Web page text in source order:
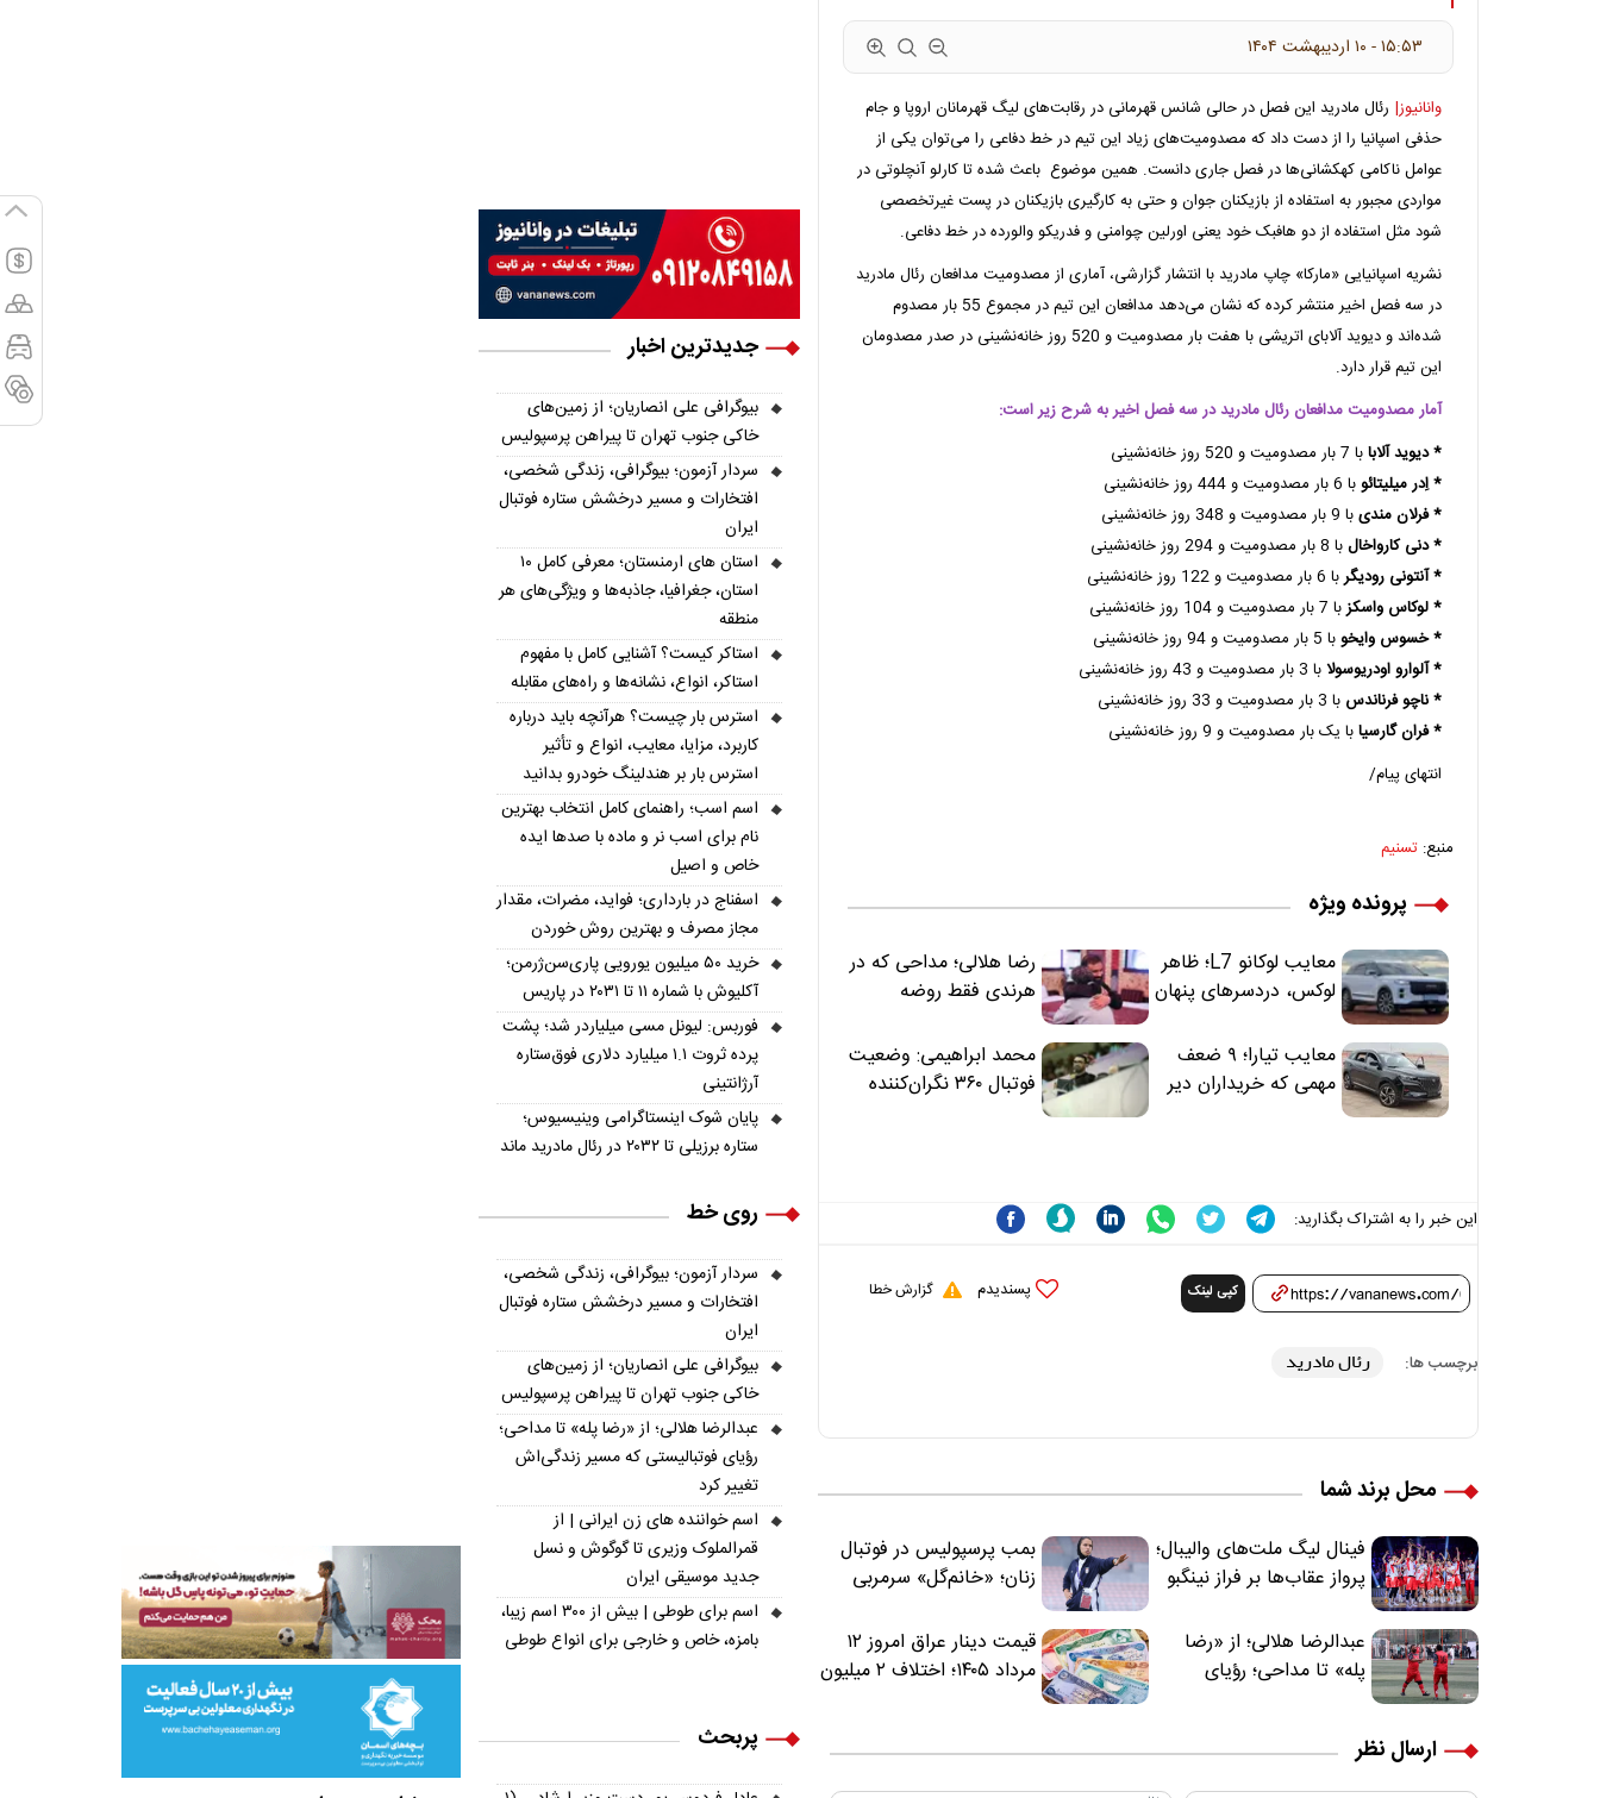
۱۵:۵۳ - ۱۰ ارديبهشت ۱۴۰۴
وانانیوز| رئال مادرید این فصل در حالی شانس قهرمانی در رقابت‌های لیگ قهرمانان اروپا و جام
حذفی اسپانیا را از دست داد که مصدومیت‌های زیاد این تیم در خط دفاعی را می‌توان یکی از
عوامل ناکامی کهکشانی‌ها در فصل جاری دانست. همین موضوع باعث شده تا کارلو آنچلوتی در
مواردی مجبور به استفاده از بازیکنان جوان و حتی به کارگیری بازیکنان در پست غیرتخصصی
شود مثل استفاده از دو هافبک خود یعنی اورلین چوامنی و فدریکو والورده در خط دفاعی.
نشریه اسپانیایی «مارکا» چاپ مادرید با انتشار گزارشی، آماری از مصدومیت مدافعان رئال مادرید
در سه فصل اخیر منتشر کرده که نشان می‌دهد مدافعان این تیم در مجموع 55 بار مصدوم
شده‌اند و دیوید آلابای اتریشی با هفت بار مصدومیت و 520 روز خانه‌نشینی در صدر مصدومان
این تیم قرار دارد.
آمار مصدومیت مدافعان رئال مادرید در سه فصل اخیر به شرح زیر است:
* دیوید آلابابا 7 بار مصدومیت و 520 روز خانه‌نشینی
* اِدر میلیتائوبا 6 بار مصدومیت و 444 روز خانه‌نشینی
* فرلان مندیبا 9 بار مصدومیت و 348 روز خانه‌نشینی
* دنی کارواخالبا 8 بار مصدومیت و 294 روز خانه‌نشینی
* آنتونی رودیگربا 6 بار مصدومیت و 122 روز خانه‌نشینی
* لوکاس واسکزبا 7 بار مصدومیت و 104 روز خانه‌نشینی
* خسوس وایخوبا 5 بار مصدومیت و 94 روز خانه‌نشینی
* آلوارو اودریوسولابا 3 بار مصدومیت و 43 روز خانه‌نشینی
* ناچو فرناندس با 3 بار مصدومیت و 33 روز خانه‌نشینی
* فران گارسیابا یک بار مصدومیت و 9 روز خانه‌نشینی
انتهای پیام/
منبع: تسنیم
پرونده ویژه
معایب لوکانو L7؛ ظاهر
لوکس، دردسرهای پنهان
رضا هلالی؛ مداحی که در
هرندی فقط روضه
«تکیه‌گاه آقا مرتضی
علی(ع)» را جدی‌تر
ببینند
معایب تیارا؛ ۹ ضعف
مهمی که خریداران دیر
محمد ابراهیمی: وضعیت
فوتبال ۳۶۰ نگران‌کننده
این خبر را به اشتراک بگذارید:
کپی لینک پسندیدم گزارش خطا
برچسب ها: رئال مادرید
محل برند شما
فینال لیگ ملت‌های والیبال؛
پرواز عقاب‌ها بر فراز نینگبو
بمب پرسپولیس در فوتبال
زنان؛ «خانم‌گل» سرمربی
عبدالرضا هلالی؛ از «رضا
پله» تا مداحی؛ رؤیای
قیمت دینار عراق امروز ۱۲
مرداد ۱۴۰۵؛ اختلاف ۲ میلیون
ارسال نظر
جدیدترین اخبار
بیوگرافی علی انصاریان؛ از زمین‌های
خاکی جنوب تهران تا پیراهن پرسپولیس
سردار آزمون؛ بیوگرافی، زندگی شخصی،
افتخارات و مسیر درخشش ستاره فوتبال
ایران
استان های ارمنستان؛ معرفی کامل ۱۰
استان، جغرافیا، جاذبه‌ها و ویژگی‌های هر
منطقه
استاکر کیست؟ آشنایی کامل با مفهوم
استاکر، انواع، نشانه‌ها و راه‌های مقابله
استرس بار چیست؟ هرآنچه باید درباره
کاربرد، مزایا، معایب، انواع و تأثیر
استرس بار بر هندلینگ خودرو بدانید
اسم اسب؛ راهنمای کامل انتخاب بهترین
نام برای اسب نر و ماده با صدها ایده
خاص و اصیل
اسفناج در بارداری؛ فواید، مضرات، مقدار
مجاز مصرف و بهترین روش خوردن
خرید ۵۰ میلیون یورویی پاری‌سن‌ژرمن؛
آکلیوش با شماره ۱۱ تا ۲۰۳۱ در پاریس
فوربس: لیونل مسی میلیاردر شد؛ پشت
پرده ثروت ۱.۱ میلیارد دلاری فوق‌ستاره
آرژانتینی
پایان شوک اینستاگرامی وینیسیوس؛
ستاره برزیلی تا ۲۰۳۲ در رئال مادرید ماند
روی خط
سردار آزمون؛ بیوگرافی، زندگی شخصی،
افتخارات و مسیر درخشش ستاره فوتبال
ایران
بیوگرافی علی انصاریان؛ از زمین‌های
خاکی جنوب تهران تا پیراهن پرسپولیس
عبدالرضا هلالی؛ از «رضا پله» تا مداحی؛
رؤیای فوتبالیستی که مسیر زندگی‌اش
تغییر کرد
اسم خواننده های زن ایرانی | از
قمرالملوک وزیری تا گوگوش و نسل
جدید موسیقی ایران
اسم برای طوطی | بیش از ۳۰۰ اسم زیبا،
بامزه، خاص و خارجی برای انواع طوطی
پربحث